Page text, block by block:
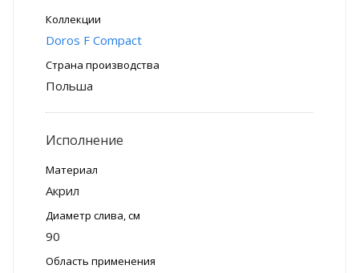
Коллекции
Doros F Compact
Страна производства
Польша
Исполнение
Материал
Акрил
Диаметр слива, см
90
Область применения